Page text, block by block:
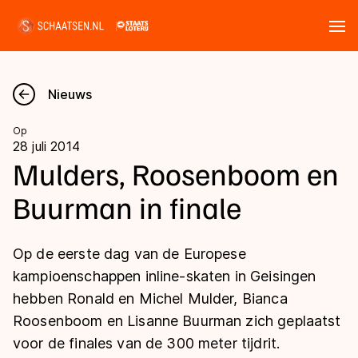
Nieuws
Kalender
Disciplines
Langebaan
Shorttrack
Inlineskaten
Uitslagen
Langebaan
Shorttrack
Marathon
Tijden & historie
Ranglijsten Langebaan
Nieuws
Op
28 juli 2014
Mulders, Roosenboom en
Buurman in finale
Op de eerste dag van de Europese
kampioenschappen inline-skaten in Geisingen
hebben Ronald en Michel Mulder, Bianca
Roosenboom en Lisanne Buurman zich geplaatst
voor de finales van de 300 meter tijdrit.